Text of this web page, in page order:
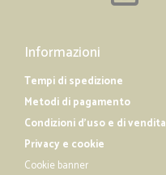
Informazioni
Tempi di spedizione
Metodi di pagamento
Condizioni d'uso e di vendita
Privacy e cookie
Cookie banner